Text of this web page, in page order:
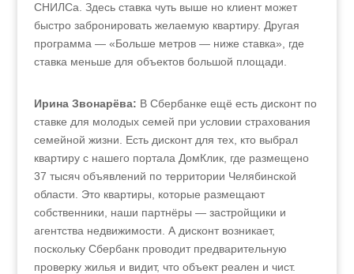
СНИЛСа. Здесь ставка чуть выше но клиент может
быстро забронировать желаемую квартиру. Другая
программа — «Больше метров — ниже ставка», где
ставка меньше для объектов большой площади.
Ирина Звонарёва: В Сбербанке ещё есть дисконт по
ставке для молодых семей при условии страхования
семейной жизни. Есть дисконт для тех, кто выбрал
квартиру с нашего портала ДомКлик, где размещено
37 тысяч объявлений по территории Челябинской
области. Это квартиры, которые размещают
собственники, наши партнёры — застройщики и
агентства недвижимости. А дисконт возникает,
поскольку Сбербанк проводит предварительную
проверку жилья и видит, что объект реален и чист.